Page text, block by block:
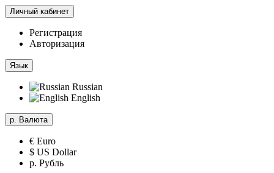
Личный кабинет
Регистрация
Авторизация
Язык
Russian
English
р. Валюта
€ Euro
$ US Dollar
р. Рубль